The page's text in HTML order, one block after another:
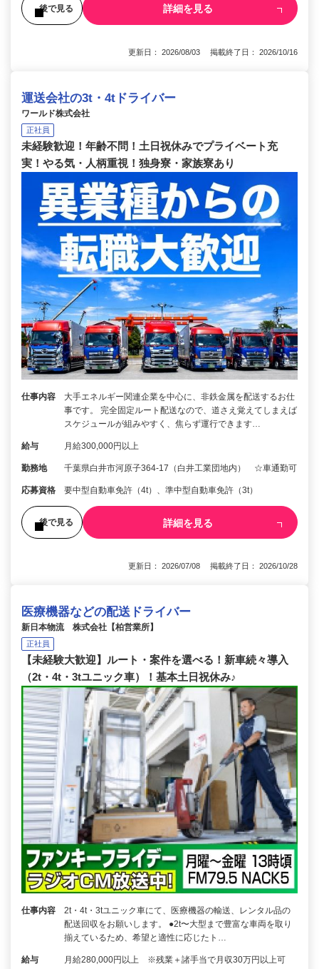
後で見る 詳細を見る
更新日： 2026/08/03 掲載終了日： 2026/10/16
運送会社の3t・4tドライバー
ワールド株式会社
正社員
未経験歓迎！年齢不問！土日祝休みでプライベート充
実！やる気・人柄重視！独身寮・家族寮あり
仕事内容
大手エネルギー関連企業を中心に、非鉄金属を配送するお仕
事です。 完全固定ルート配送なので、道さえ覚えてしまえば
スケジュールが組みやすく、焦らず運行できます…
給与 月給300,000円以上
勤務地 千葉県白井市河原子364-17（白井工業団地内） ☆車通勤可
応募資格 要中型自動車免許（4t）、準中型自動車免許（3t）
後で見る 詳細を見る
更新日： 2026/07/08 掲載終了日： 2026/10/28
医療機器などの配送ドライバー
新日本物流 株式会社【柏営業所】
正社員
【未経験大歓迎】ルート・案件を選べる！新車続々導入
（2t・4t・3tユニック車）！基本土日祝休み♪
仕事内容
2t・4t・3tユニック車にて、医療機器の輸送、レンタル品の
配送回収をお願いします。 ●2t〜大型まで豊富な車両を取り
揃えているため、希望と適性に応じたト…
給与
月給280,000円以上 ※残業＋諸手当で月収30万円以上可